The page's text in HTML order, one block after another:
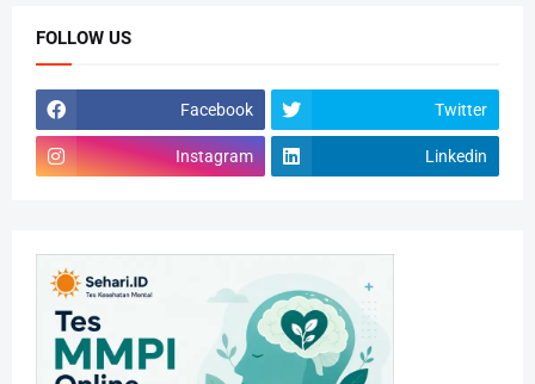
FOLLOW US
Facebook Twitter
Instagram Linkedin